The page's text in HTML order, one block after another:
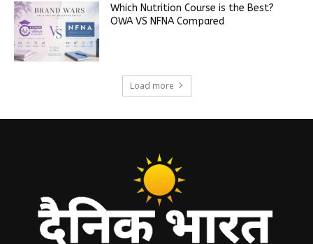
Which Nutrition Course is the Best?
OWA VS NFNA Compared
Load more